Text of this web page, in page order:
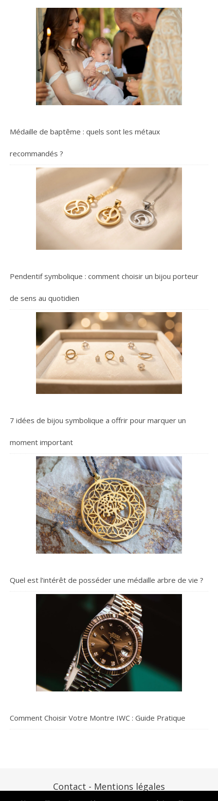
Médaille de baptême : quels sont les métaux
recommandés ?
Pendentif symbolique : comment choisir un bijou porteur
de sens au quotidien
7 idées de bijou symbolique a offrir pour marquer un
moment important
Quel est l’intérêt de posséder une médaille arbre de vie ?
Comment Choisir Votre Montre IWC : Guide Pratique
Contact - Mentions légales